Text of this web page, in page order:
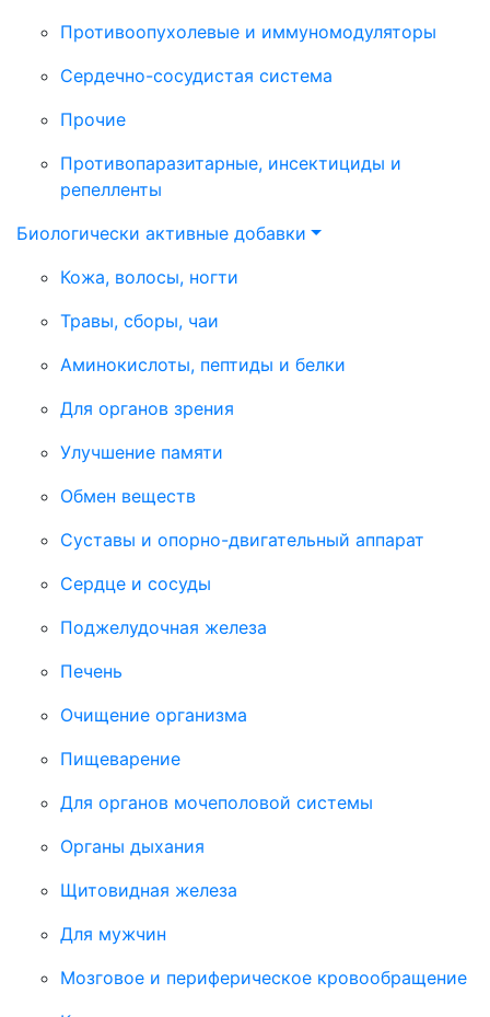
Противоопухолевые и иммуномодуляторы
Сердечно-сосудистая система
Прочие
Противопаразитарные, инсектициды и
репелленты
Биологически активные добавки
Кожа, волосы, ногти
Травы, сборы, чаи
Аминокислоты, пептиды и белки
Для органов зрения
Улучшение памяти
Обмен веществ
Суставы и опорно-двигательный аппарат
Сердце и сосуды
Поджелудочная железа
Печень
Очищение организма
Пищеварение
Для органов мочеполовой системы
Органы дыхания
Щитовидная железа
Для мужчин
Мозговое и периферическое кровообращение